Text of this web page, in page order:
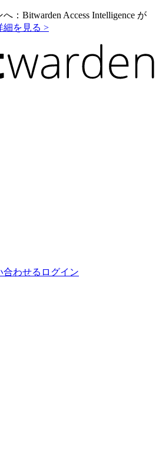
：Bitwarden Access Intelligence が
細を見る >
合わせる ログイン